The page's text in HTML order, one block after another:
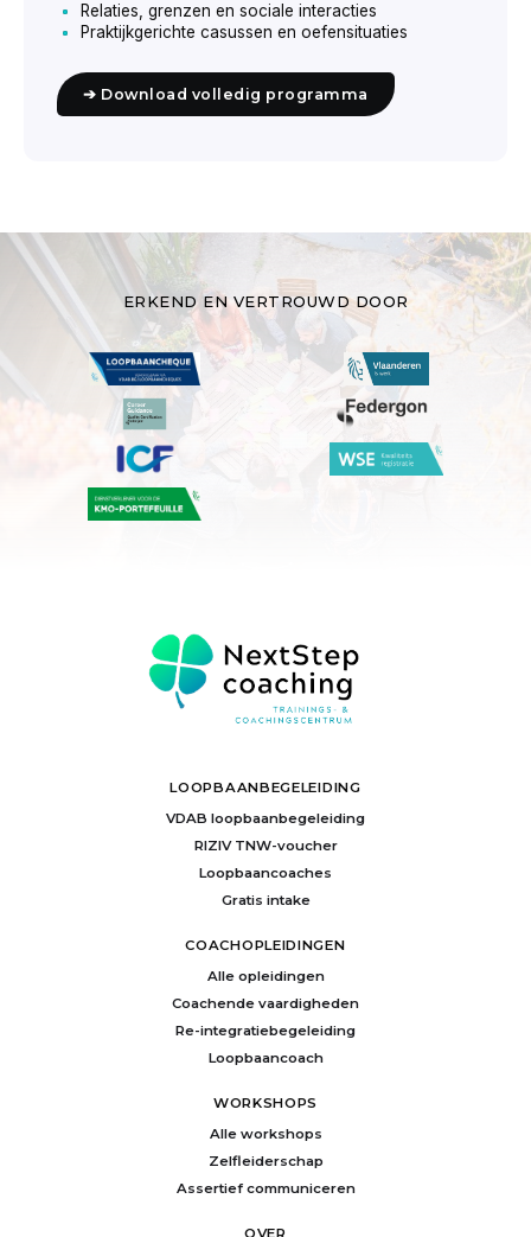
Relaties, grenzen en sociale interacties
Praktijkgerichte casussen en oefensituaties
➔ Download volledig programma
ERKEND EN VERTROUWD DOOR
LOOPBAANBEGELEIDING
VDAB loopbaanbegeleiding
RIZIV TNW-voucher
Loopbaancoaches
Gratis intake
COACHOPLEIDINGEN
Alle opleidingen
Coachende vaardigheden
Re-integratiebegeleiding
Loopbaancoach
WORKSHOPS
Alle workshops
Zelfleiderschap
Assertief communiceren
OVER